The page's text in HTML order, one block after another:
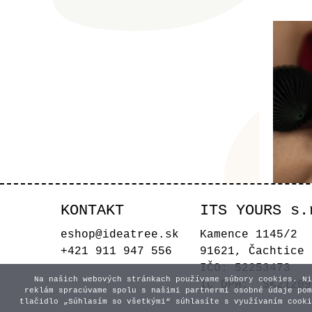
KONTAKT
eshop@ideatree.sk
+421 911 947 556
ITS YOURS
Kamence 1145/2
91621, Čachtice
IČO: 52253473
IČ DPH:
Na našich webových stránkach používame súbory
reklám spracúvame spolu s našimi partnermi osobné údaje
tlačidlo „Súhlasím so všetkými“ súhlasíte s využívaním